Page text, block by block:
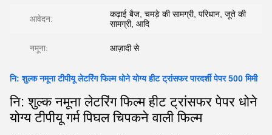
आवेदन:
कढ़ाई बैज, चमड़े की सामग्री, परिधान, जूते की
सामग्री, आदि
नमूना: आज़ादी से
नि: शुल्क नमूना टीपीयू लेटरिंग फिल्म धोने योग्य हीट ट्रांसफर पारदर्शी पेपर 500 मिमी
नि: शुल्क नमूना लेटरिंग फिल्म हीट ट्रांसफर पेपर धोने
योग्य टीपीयू गर्म पिघल चिपकने वाली फिल्म